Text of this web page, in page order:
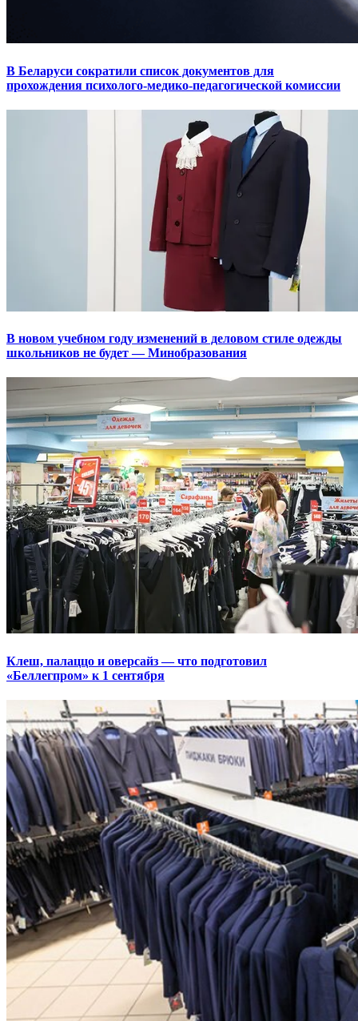
В Беларуси сократили список документов для
прохождения психолого-медико-педагогической комиссии
В новом учебном году изменений в деловом стиле одежды
школьников не будет — Минобразования
Клеш, палаццо и оверсайз — что подготовил
«Беллегпром» к 1 сентября